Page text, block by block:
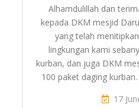
Alhamdulillah dan
kepada DKM mesjid
yang telah
lingkungan kami
kurban, dan juga DKM
100 paket daging
17